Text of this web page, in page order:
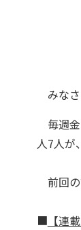
みなさ
毎週金
人7人が
前回の
■ 【連